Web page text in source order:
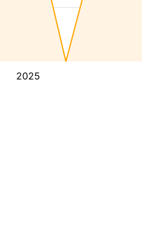
2025